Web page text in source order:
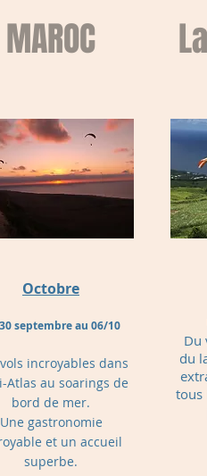
MAROC
Octobre
septembre au 06/10
incroyables dans
Atlas au soarings de
bord de mer.
Une gastronomie
et un accueil
superbe.
Du
du
tous